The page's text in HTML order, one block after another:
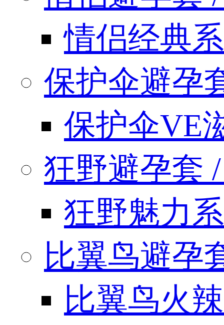
情侣经典
保护伞避孕
保护伞VE
狂野避孕套 /
狂野魅力
比翼鸟避孕
比翼鸟火